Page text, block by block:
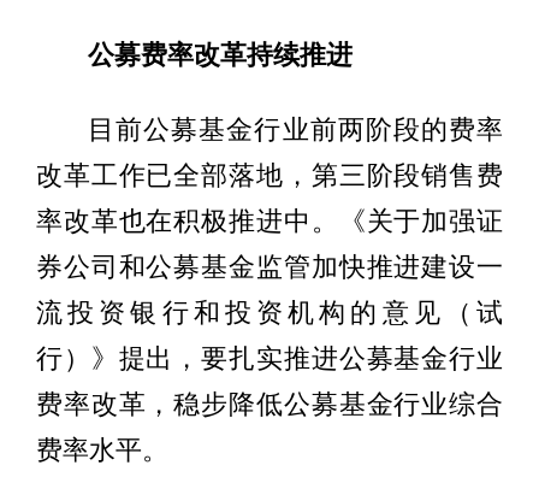
公募费率改革持续推进
目前公募基金行业前两阶段的费率
改革工作已全部落地，第三阶段销售费
率改革也在积极推进中。《关于加强证
券公司和公募基金监管加快推进建设一
流投资银行和投资机构的意见（试
行）》提出，要扎实推进公募基金行业
费率改革，稳步降低公募基金行业综合
费率水平。